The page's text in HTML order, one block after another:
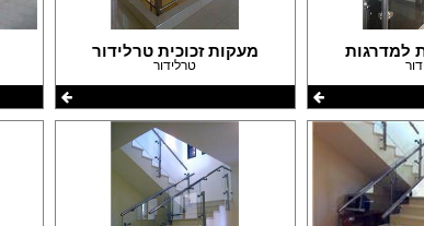
למדרגות מעקות זכוכית טרלידור
טרלידור